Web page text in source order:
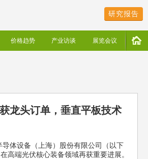
研究报告
价格趋势 产业访谈 展览会议
龙头订单，垂直平板技术
体设备（上海）股份有限公司（以下
高端光伏核心装备领域再获重要进展。